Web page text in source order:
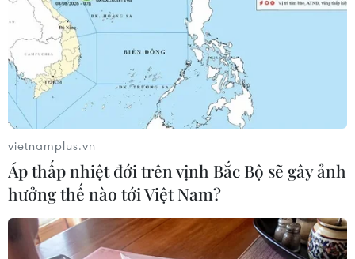
#Walmart
#Việc làm
#Người lao động
Mỹ
Theo dõi VietnamPlus
vietnamplus.vn
Áp thấp nhiệt đới trên vịnh Bắc Bộ sẽ gây ảnh
hưởng thế nào tới Việt Nam?